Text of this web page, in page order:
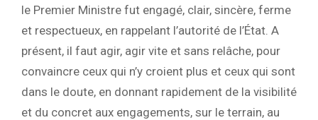
le Premier Ministre fut engagé, clair, sincère, ferme
et respectueux, en rappelant l’autorité de l’État. A
présent, il faut agir, agir vite et sans relâche, pour
convaincre ceux qui n’y croient plus et ceux qui sont
dans le doute, en donnant rapidement de la visibilité
et du concret aux engagements, sur le terrain, au